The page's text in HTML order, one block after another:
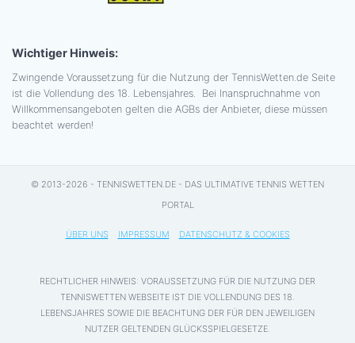
Wichtiger Hinweis:
Zwingende Voraussetzung für die Nutzung der TennisWetten.de Seite
ist die Vollendung des 18. Lebensjahres. Bei Inanspruchnahme von
Willkommensangeboten gelten die AGBs der Anbieter, diese müssen
beachtet werden!
© 2013-2026 - TENNISWETTEN.DE - DAS ULTIMATIVE TENNIS WETTEN
PORTAL
ÜBER UNS IMPRESSUM DATENSCHUTZ & COOKIES
RECHTLICHER HINWEIS: VORAUSSETZUNG FÜR DIE NUTZUNG DER
TENNISWETTEN WEBSEITE IST DIE VOLLENDUNG DES 18.
LEBENSJAHRES SOWIE DIE BEACHTUNG DER FÜR DEN JEWEILIGEN
NUTZER GELTENDEN GLÜCKSSPIELGESETZE.